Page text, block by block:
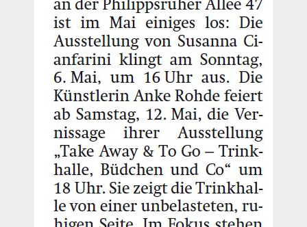
Sonderpreis Kultur
Veranstaltungen
Aktuell
Regelmäßig
Jahresüberblick
Archiv
Remisengalerie
Räumlichkeiten